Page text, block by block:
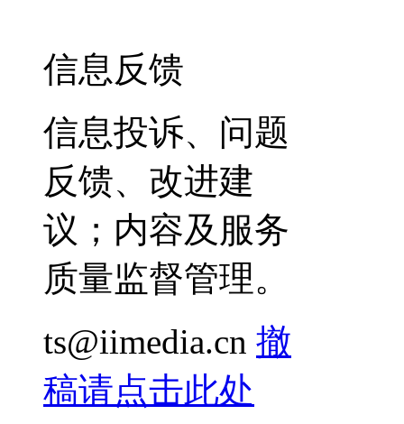
信息反馈
信息投诉、问题
反馈、改进建
议；内容及服务
质量监督管理。
ts@iimedia.cn 撤
稿请点击此处